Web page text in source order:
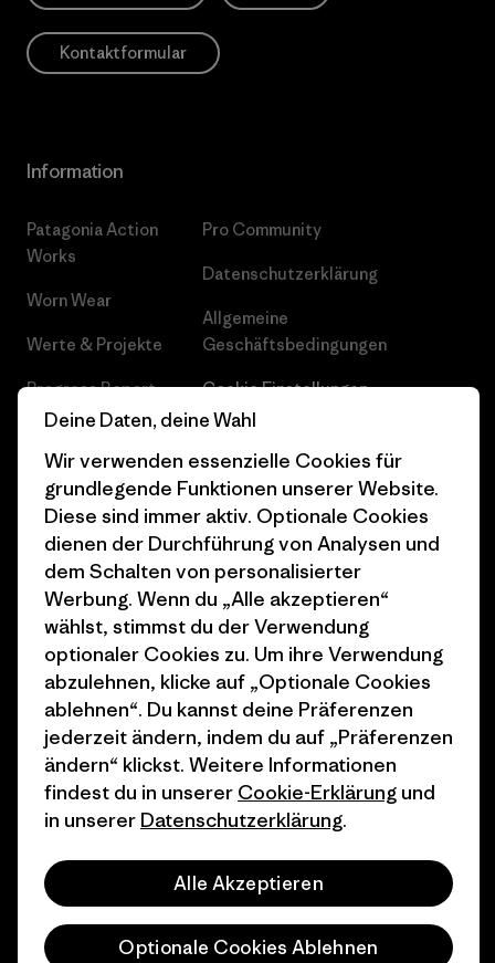
Kontaktformular
Information
Patagonia Action
Works
Worn Wear
Werte & Projekte
Progress Report
Business Unusual
Klimaziele
1% For The Planet
Wie wir finanzieren
Geschenkgutscheine
Stores in deiner
Nähe
Pro Community
Datenschutzerklärung
Allgemeine
Geschäftsbedingungen
Cookie Einstellungen
Karriere
Pressekontakt
Industry program
Affiliate-Programm
Patagonia Österreich
Seitenverzeichnis
© 2026 Patagonia, Inc. All Rights Reserved.
Deine Daten, deine Wahl
Wir verwenden essenzielle Cookies für
grundlegende Funktionen unserer Website.
Diese sind immer aktiv. Optionale Cookies
dienen der Durchführung von Analysen und
dem Schalten von personalisierter
Werbung. Wenn du „Alle akzeptieren“
wählst, stimmst du der Verwendung
optionaler Cookies zu. Um ihre Verwendung
abzulehnen, klicke auf „Optionale Cookies
ablehnen“. Du kannst deine Präferenzen
jederzeit ändern, indem du auf „Präferenzen
ändern“ klickst. Weitere Informationen
findest du in unserer Cookie-Erklärung und
in unserer Datenschutzerklärung.
Alle Akzeptieren
Optionale Cookies Ablehnen